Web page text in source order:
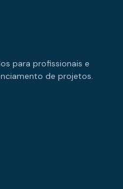
para profissionais e
de projetos.